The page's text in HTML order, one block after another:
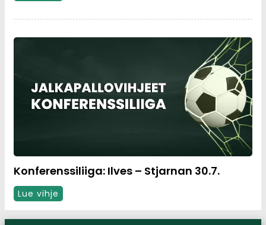
Konferenssiliiga: Ilves – Stjarnan 30.7.
Lue vihje